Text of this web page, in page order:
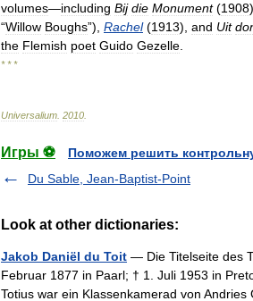
volumes—including Bij die Monument(1908),
“Willow Boughs”), Rachel(1913), and Uit
the Flemish poet Guido Gezelle
* * *
Universalium 2010
Игры ⚽
Поможем решить
Du Sable, Jean-Baptist-Point
Look at other dictionaries:
Jakob Daniël du Toit — Die Titelseite des
Februar 1877 in Paarl; † 1. Juli 1953 in
Totius war ein Klassenkamerad von